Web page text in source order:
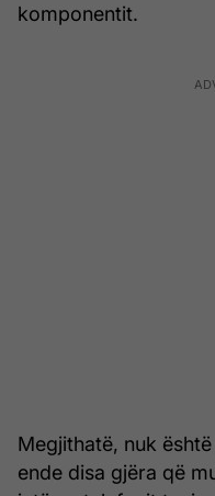
komponentit.
Megjithatë, nuk
ende disa gjëra që